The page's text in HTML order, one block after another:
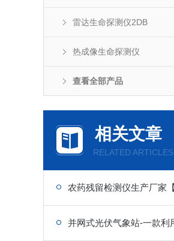
雷达生命探测仪2DB
热成像生命探测仪
查看全部产品
相关文章
RELATED ARTICLES